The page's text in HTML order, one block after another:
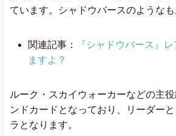
ています。シャドウバースのようなも
関連記事：
『シャドウバース』
ますよ？
ルーク・スカイウォーカーなどの主
ンドカードとなっており、リーダー
ラとなります。